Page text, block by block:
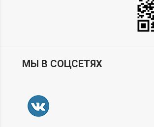
МЫ В СОЦСЕТЯХ